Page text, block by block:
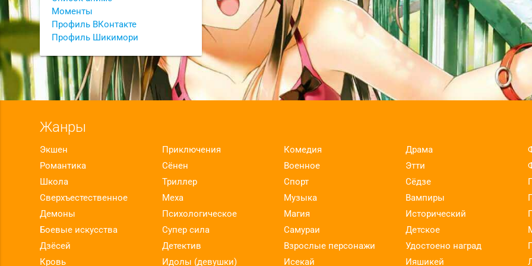
Моменты
Профиль ВКонтакте
Профиль Шикимори
Жанры
Экшен Приключения Комедия Драма
Романтика
Сёнен Военное Этти
Школа
Триллер Спорт Сёдзе
Сверхъестественное
Меха Музыка Вампиры
Демоны
Психологическое Магия Исторический
Боевые искусства
Супер сила Самураи Детское
Дзёсей
Детектив Взрослые персонажи Удостоено наград
Кровь
Идолы (девушки) Исекай Ияшикей